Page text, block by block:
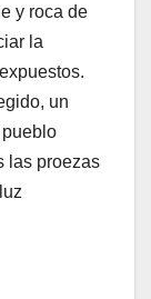
y roca de
la
un
las proezas